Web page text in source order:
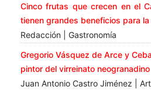
Cinco frutas que crecen en el
tienen grandes beneficios para la
Redacción | Gastronomía
Gregorio Vásquez de Arce y
pintor del virreinato neogranadino
Juan Antonio Castro Jiménez |